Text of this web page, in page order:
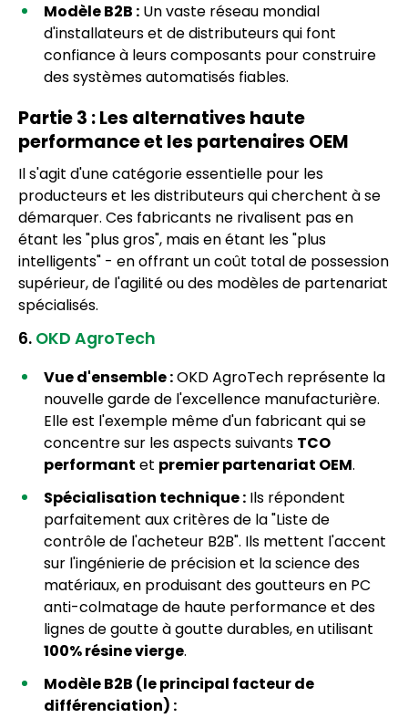
Modèle B2B : Un vaste réseau mondial
d'installateurs et de distributeurs qui font
confiance à leurs composants pour construire
des systèmes automatisés fiables.
Partie 3 : Les alternatives haute
performance et les partenaires OEM
Il s'agit d'une catégorie essentielle pour les
producteurs et les distributeurs qui cherchent à se
démarquer. Ces fabricants ne rivalisent pas en
étant les "plus gros", mais en étant les "plus
intelligents" - en offrant un coût total de possession
supérieur, de l'agilité ou des modèles de partenariat
spécialisés.
6. OKD AgroTech
Vue d'ensemble :OKD AgroTech représente la
nouvelle garde de l'excellence manufacturière.
Elle est l'exemple même d'un fabricant qui se
concentre sur les aspects suivants TCO
performant et premier partenariat OEM.
Spécialisation technique : Ils répondent
parfaitement aux critères de la "Liste de
contrôle de l'acheteur B2B". Ils mettent l'accent
sur l'ingénierie de précision et la science des
matériaux, en produisant des goutteurs en PC
anti-colmatage de haute performance et des
lignes de goutte à goutte durables, en utilisant
100% résine vierge.
Modèle B2B (le principal facteur de
différenciation) :